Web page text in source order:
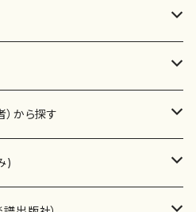
）から探す
)